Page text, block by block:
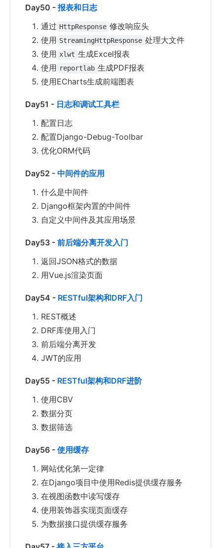
Day50 - 报表和日志
通过 HttpResponse 修改响应头
使用 StreamingHttpResponse 处理大文件
使用 xlwt 生成Excel报表
使用 reportlab 生成PDF报表
使用ECharts生成前端图表
Day51 - 日志和调试工具栏
配置日志
配置Django-Debug-Toolbar
优化ORM代码
Day52 - 中间件的应用
什么是中间件
Django框架内置的中间件
自定义中间件及其应用场景
Day53 - 前后端分离开发入门
返回JSON格式的数据
用Vue.js渲染页面
Day54 - RESTful架构和DRF入门
REST概述
DRF库使用入门
前后端分离开发
JWT的应用
Day55 - RESTful架构和DRF进阶
使用CBV
数据分页
数据筛选
Day56 - 使用缓存
网站优化第一定律
在Django项目中使用Redis提供缓存服务
在视图函数中读写缓存
使用装饰器实现页面缓存
为数据接口提供缓存服务